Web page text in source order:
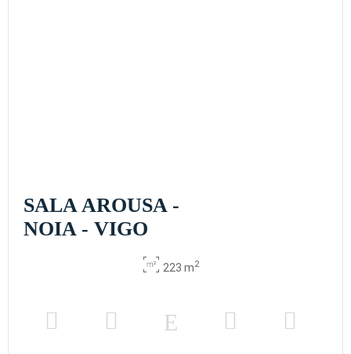
SALA AROUSA -
NOIA - VIGO
223 m2